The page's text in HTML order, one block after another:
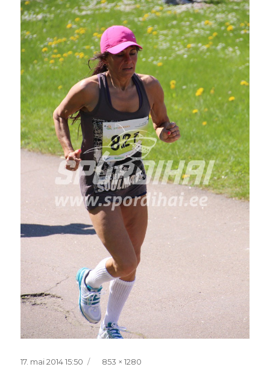
Postitatud
17. mai 2014 15:50 Täissuurus
853 × 1280